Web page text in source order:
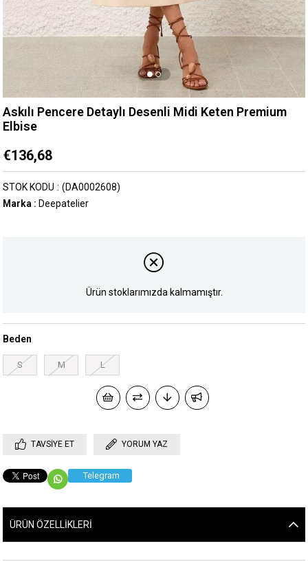
Askılı Pencere Detaylı Desenli Midi Keten Premium
Elbise
€136,68
(DA0002608)
STOK KODU
Marka : Deepatelier
Ürün stoklarımızda kalmamıştır.
Beden
S M L
TAVSIYE ET YORUM YAZ
Telegram
ÜRÜN ÖZELLIKLERI